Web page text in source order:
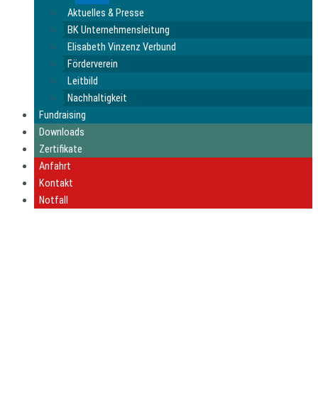
Aktuelles & Presse
BK Unternehmensleitung
Elisabeth Vinzenz Verbund
Förderverein
Leitbild
Nachhaltigkeit
Fundraising
Downloads
Zertifikate
Anfahrt
Kontakt
Notfall